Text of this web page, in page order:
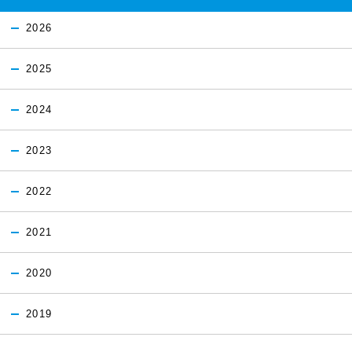
2026
2025
2024
2023
2022
2021
2020
2019